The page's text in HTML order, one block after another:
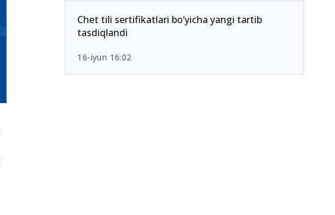
Chet tili sertifikatlari bo‘yicha yangi tartib
tasdiqlandi
16-iyun 16:02